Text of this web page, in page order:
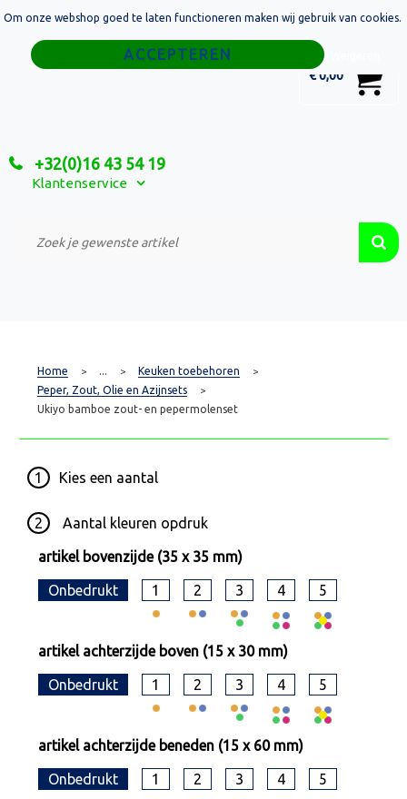
€ 0,00
+32(0)16 43 54 19
Klantenservice
Home
Relatiegeschenken
Custom Made Projecten
Home > ... > Keuken toebehoren >
Peper, Zout, Olie en Azijnsets >
Ukiyo bamboe zout- en pepermolenset
1 Kies een aantal
2 Aantal kleuren opdruk
artikel bovenzijde (35 x 35 mm)
Onbedrukt 1 2 3 4 5
artikel achterzijde boven (15 x 30 mm)
Onbedrukt 1 2 3 4 5
artikel achterzijde beneden (15 x 60 mm)
Onbedrukt 1 2 3 4 5
Om onze webshop goed te laten functioneren maken wij gebruik van cookies.